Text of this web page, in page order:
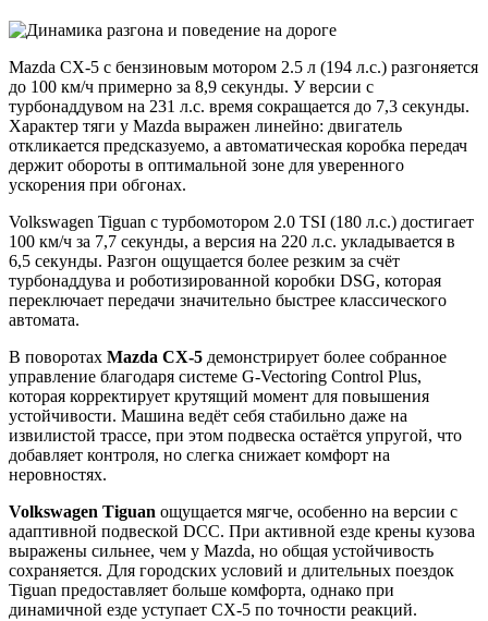
Mazda CX-5 с бензиновым мотором 2.5 л (194 л.с.) разгоняется
до 100 км/ч примерно за 8,9 секунды. У версии с
турбонаддувом на 231 л.с. время сокращается до 7,3 секунды.
Характер тяги у Mazda выражен линейно: двигатель
откликается предсказуемо, а автоматическая коробка передач
держит обороты в оптимальной зоне для уверенного
ускорения при обгонах.
Volkswagen Tiguan с турбомотором 2.0 TSI (180 л.с.) достигает
100 км/ч за 7,7 секунды, а версия на 220 л.с. укладывается в
6,5 секунды. Разгон ощущается более резким за счёт
турбонаддува и роботизированной коробки DSG, которая
переключает передачи значительно быстрее классического
автомата.
В поворотах Mazda CX-5 демонстрирует более собранное
управление благодаря системе G-Vectoring Control Plus,
которая корректирует крутящий момент для повышения
устойчивости. Машина ведёт себя стабильно даже на
извилистой трассе, при этом подвеска остаётся упругой, что
добавляет контроля, но слегка снижает комфорт на
неровностях.
Volkswagen Tiguan ощущается мягче, особенно на версии с
адаптивной подвеской DCC. При активной езде крены кузова
выражены сильнее, чем у Mazda, но общая устойчивость
сохраняется. Для городских условий и длительных поездок
Tiguan предоставляет больше комфорта, однако при
динамичной езде уступает CX-5 по точности реакций.